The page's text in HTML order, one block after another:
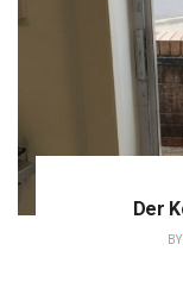
Der
BY